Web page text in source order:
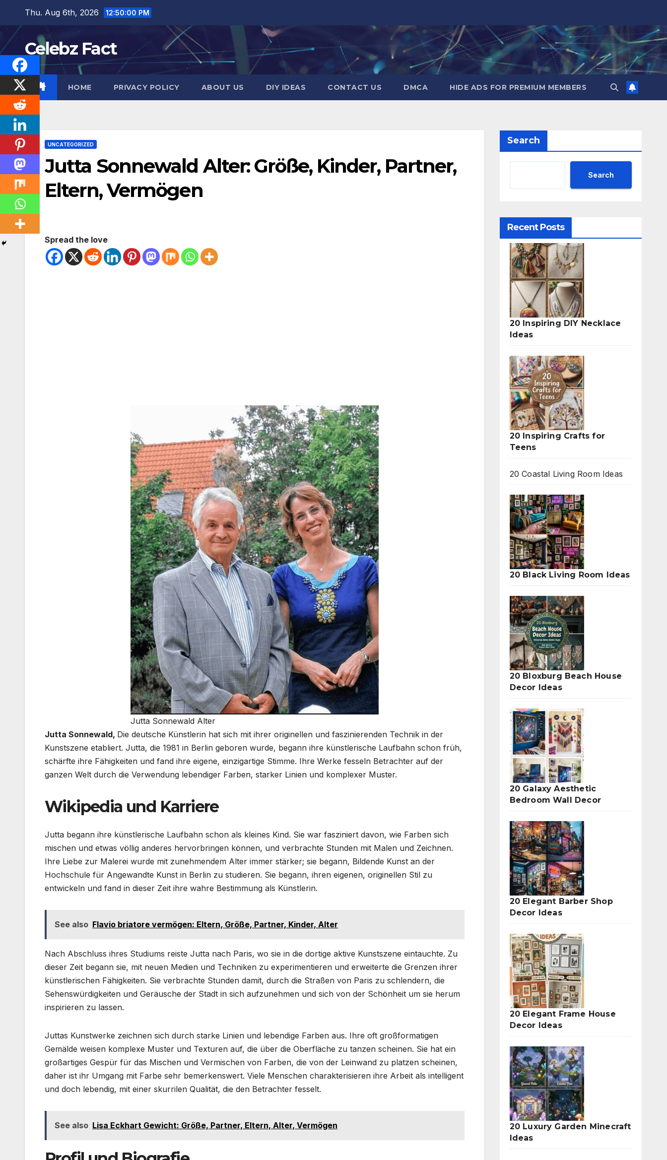
content
Thu. Aug 6th, 2026 12:50:01 PM
Celebz Fact
HOME PRIVACY POLICY ABOUT US DIY IDEAS CONTACT US DMCA HIDE ADS FOR PREMIUM MEMBERS
UNCATEGORIZED
Jutta Sonnewald Alter: Größe, Kinder, Partner,
Eltern, Vermögen
Spread the love
Jutta Sonnewald Alter
Jutta Sonnewald, Die deutsche Künstlerin hat sich mit ihrer originellen und faszinierenden Technik in der
Kunstszene etabliert. Jutta, die 1981 in Berlin geboren wurde, begann ihre künstlerische Laufbahn schon früh,
schärfte ihre Fähigkeiten und fand ihre eigene, einzigartige Stimme. Ihre Werke fesseln Betrachter auf der
ganzen Welt durch die Verwendung lebendiger Farben, starker Linien und komplexer Muster.
Wikipedia und Karriere
Jutta begann ihre künstlerische Laufbahn schon als kleines Kind. Sie war fasziniert davon, wie Farben sich
mischen und etwas völlig anderes hervorbringen können, und verbrachte Stunden mit Malen und Zeichnen.
Ihre Liebe zur Malerei wurde mit zunehmendem Alter immer stärker; sie begann, Bildende Kunst an der
Hochschule für Angewandte Kunst in Berlin zu studieren. Sie begann, ihren eigenen, originellen Stil zu
entwickeln und fand in dieser Zeit ihre wahre Bestimmung als Künstlerin.
See also Flavio briatore vermögen: Eltern, Größe, Partner, Kinder, Alter
Nach Abschluss ihres Studiums reiste Jutta nach Paris, wo sie in die dortige aktive Kunstszene eintauchte. Zu
dieser Zeit begann sie, mit neuen Medien und Techniken zu experimentieren und erweiterte die Grenzen ihrer
künstlerischen Fähigkeiten. Sie verbrachte Stunden damit, durch die Straßen von Paris zu schlendern, die
Sehenswürdigkeiten und Geräusche der Stadt in sich aufzunehmen und sich von der Schönheit um sie herum
inspirieren zu lassen.
Juttas Kunstwerke zeichnen sich durch starke Linien und lebendige Farben aus. Ihre oft großformatigen
Gemälde weisen komplexe Muster und Texturen auf, die über die Oberfläche zu tanzen scheinen. Sie hat ein
großartiges Gespür für das Mischen und Vermischen von Farben, die von der Leinwand zu platzen scheinen,
daher ist ihr Umgang mit Farbe sehr bemerkenswert. Viele Menschen charakterisieren ihre Arbeit als intelligent
und doch lebendig, mit einer skurrilen Qualität, die den Betrachter fesselt.
See also Lisa Eckhart Gewicht: Größe, Partner, Eltern, Alter, Vermögen
Search
Search
Recent Posts
20 Inspiring DIY Necklace
Ideas
20 Inspiring Crafts for
Teens
20 Coastal Living Room Ideas
20 Black Living Room Ideas
20 Bloxburg Beach House
Decor Ideas
20 Galaxy Aesthetic
Bedroom Wall Decor
20 Elegant Barber Shop
Decor Ideas
20 Elegant Frame House
Decor Ideas
20 Luxury Garden Minecraft
Ideas